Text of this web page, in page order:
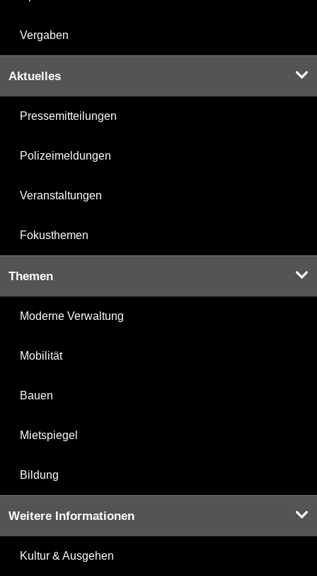
Vergaben
Aktuelles
Pressemitteilungen
Polizeimeldungen
Veranstaltungen
Fokusthemen
Themen
Moderne Verwaltung
Mobilität
Bauen
Mietspiegel
Bildung
Weitere Informationen
Kultur & Ausgehen